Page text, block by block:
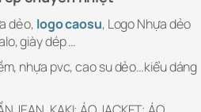
dẻo, logo caosu, Logo Nhựa dẻo
giày dép …
nhựa pvc, cao su dẻo…kiểu dáng